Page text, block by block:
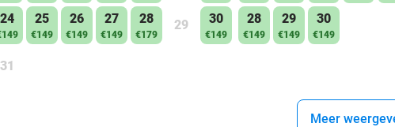
24 25
€149
26
€149
27
€149
28
€179
29 30
€149
31
28
€149
29
€149
30
€149
Meer